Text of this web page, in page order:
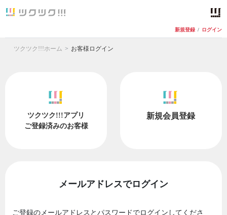
新規登録 / ログイン
ツクツク!!!ホーム お客様ログイン
ツクツク!!!アプリ
ご登録済みのお客様
新規会員登録
メールアドレスでログイン
ご登録のメールアドレスとパスワードでログインしてくださ